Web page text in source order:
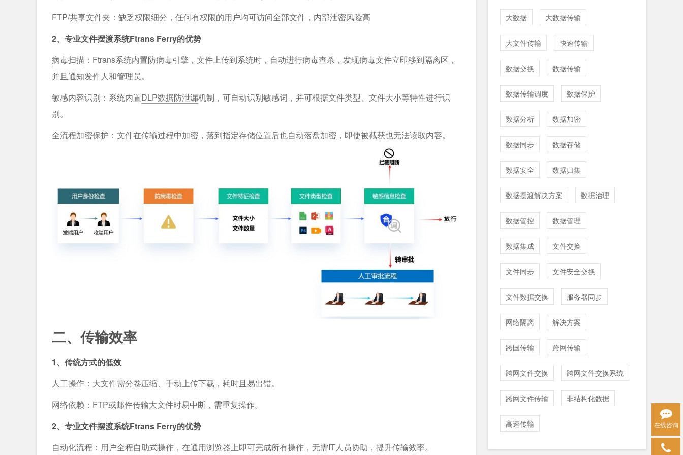
FTP/共享文件夹：缺乏权限细分，任何有权限的用户均可访问全部文件，内部泄密风险高
2、专业文件摆渡系统Ftrans Ferry的优势
病毒扫描 ：Ftrans系统内置防病毒引擎，文件上传到系统时，自动进行病毒查杀，发现病毒文件立即移到隔离区，
并且通知发件人和管理员。
敏感内容识别：系统内置DLP数据防泄漏机制，可自动识别敏感词，并可根据文件类型、文件大小等特性进行识
别。
全流程加密保护：文件在传输过程中加密 ，落到指定存储位置后也自动落盘加密 ，即使被截获也无法读取内容。
二、传输效率
1、传统方式的低效
人工操作：大文件需分卷压缩、手动上传下载，耗时且易出错。
网络依赖：FTP或邮件传输大文件时易中断，需重复操作。
2、专业文件摆渡系统Ftrans Ferry的优势
自动化流程：用户全程自助式操作，在通用浏览器上即可完成所有操作，无需IT人员协助，提升传输效率。
大数据 大数据传输
大文件传输 快速传输
数据交换 数据传输
数据传输调度 数据保护
数据分析 数据加密
数据同步 数据存储
数据安全 数据归集
数据摆渡解决方案 数据治理
数据管控 数据管理
数据集成 文件交换
文件同步 文件安全交换
文件数据交换 服务器同步
网络隔离 解决方案
跨国传输 跨网传输
跨网文件交换 跨网文件交换系统
跨网文件传输 非结构化数据
高速传输 在线咨询